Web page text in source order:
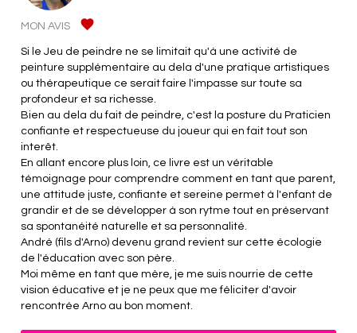
MON AVIS
Si le Jeu de peindre ne se limitait qu'à une activité de
peinture supplémentaire au dela d'une pratique artistiques
ou thérapeutique ce serait faire l'impasse sur toute sa
profondeur et sa richesse.
Bien au dela du fait de peindre, c'est la posture du Praticien
confiante et respectueuse du joueur qui en fait tout son
interêt.
En allant encore plus loin, ce livre est un véritable
témoignage pour comprendre comment en tant que parent,
une attitude juste, confiante et sereine permet à l'enfant de
grandir et de se développer à son rytme tout en préservant
sa spontanéité naturelle et sa personnalité.
André (fils d'Arno) devenu grand revient sur cette écologie
de l'éducation avec son père.
Moi même en tant que mère, je me suis nourrie de cette
vision éducative et je ne peux que me féliciter d'avoir
rencontrée Arno au bon moment.